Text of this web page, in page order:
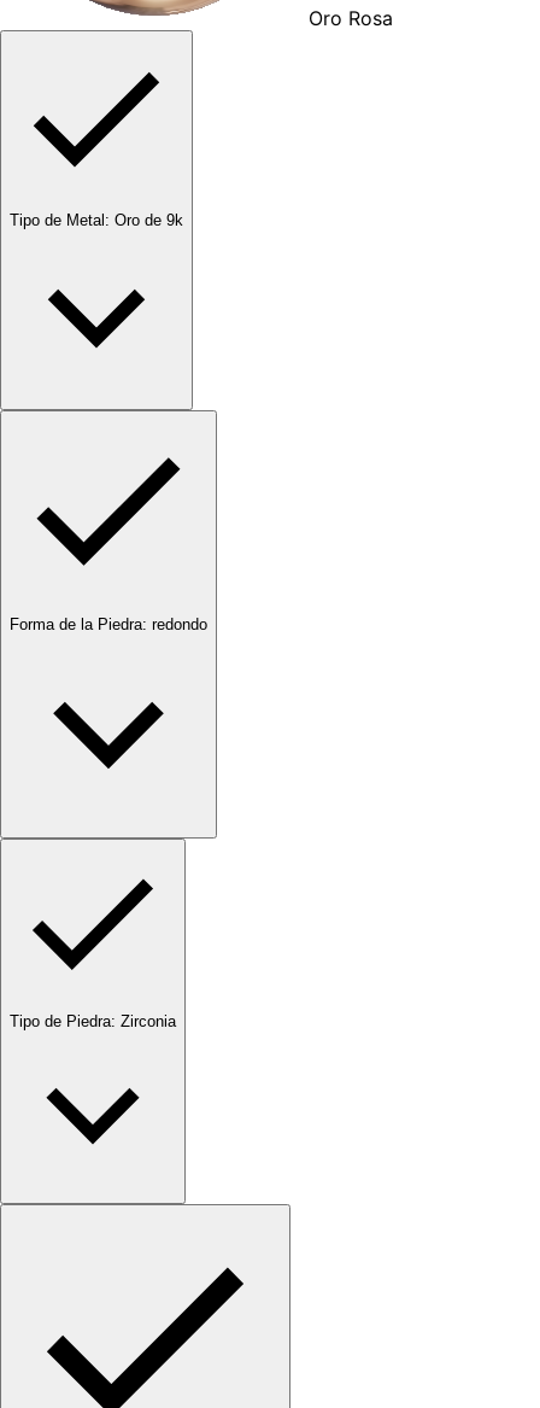
Oro Rosa
Tipo de Metal: Oro de 9k
Forma de la Piedra: redondo
Tipo de Piedra: Zirconia